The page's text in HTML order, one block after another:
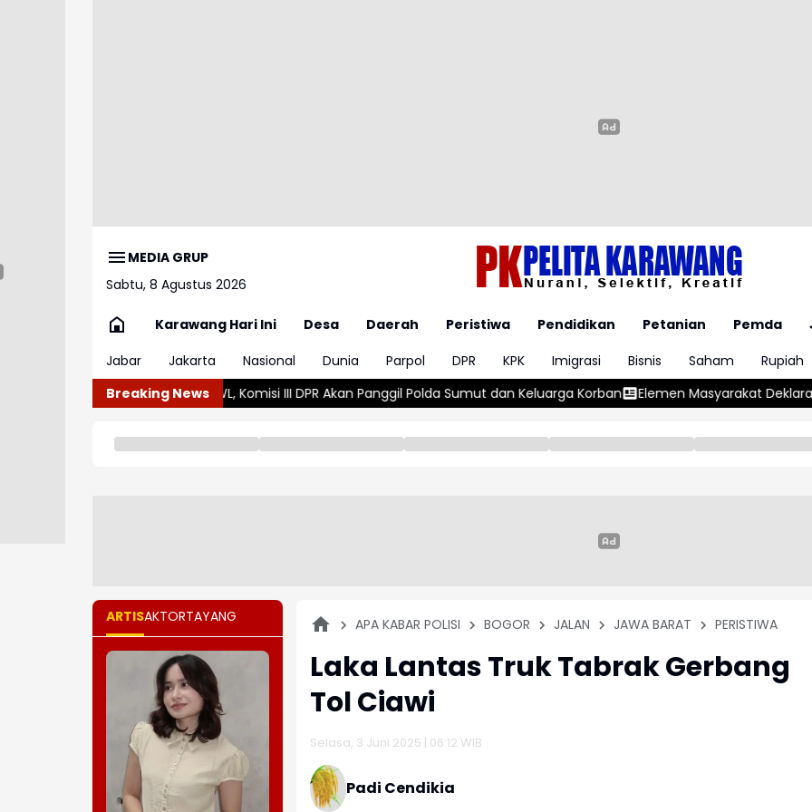
MEDIA GRUP
Sabtu, 8 Agustus 2026
Karawang Hari Ini Desa Daerah Peristiwa Pendidikan Petanian Pemda
Jabar
Jakarta Nasional Dunia Parpol DPR KPK Imigrasi Bisnis Saham Rupiah
Breaking News
WL, Komisi III DPR Akan Panggil Polda Sumut dan Keluarga Korban Elemen Masyarakat Deklarasikan Jaga Jakarta untuk
ARTISAKTORTAYANG APA KABAR POLISI BOGOR JALAN JAWA BARAT PERISTIWA
Laka Lantas Truk Tabrak Gerbang
Tol Ciawi
Selasa, 3 Juni 2025 | 06:12 WIB
Padi Cendikia